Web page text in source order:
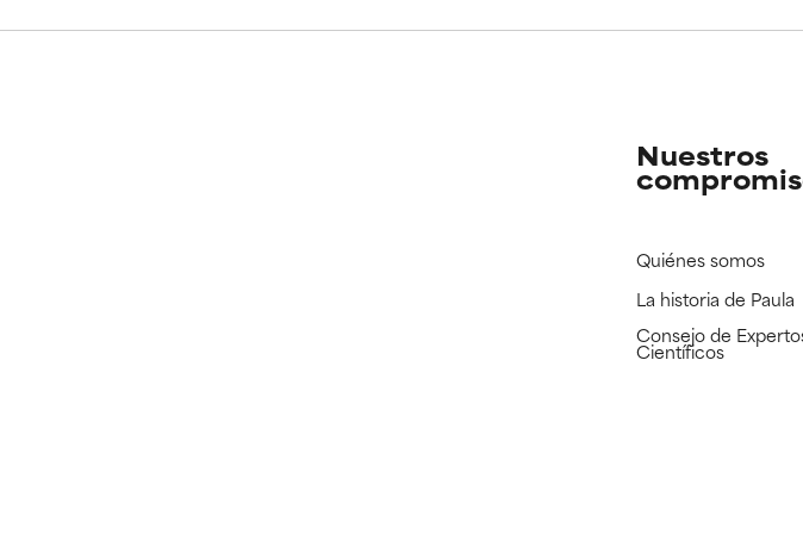
Ingrediente registrado, pero con la
Ingrediente registrado, pero con la
Nuestros
Quiénes somos
La historia de Paula
Consejo de
Científicos